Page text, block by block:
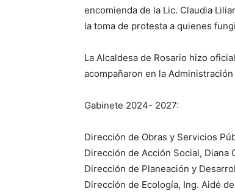
encomienda de la Lic. Claudia
la toma de protesta a quienes
La Alcaldesa de Rosario hizo
acompañaron en la
Gabinete 2024- 2027:
Dirección de Obras y Servicios
Dirección de Acción Social, Diana
Dirección de Planeación y
Dirección de Ecología, Ing. Aidé